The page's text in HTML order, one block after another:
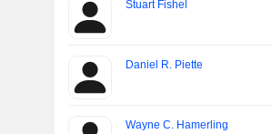
Stuart Fishel
Daniel R. Piette
Wayne C. Hamerling